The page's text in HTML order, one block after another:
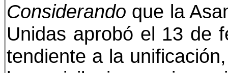
Considerando que la
Unidas aprobó el 13 de
tendiente a la